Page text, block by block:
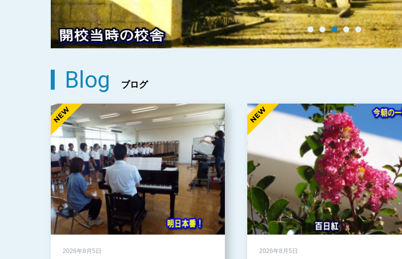
Blog ブログ
2026年8月5日 2026年8月5日